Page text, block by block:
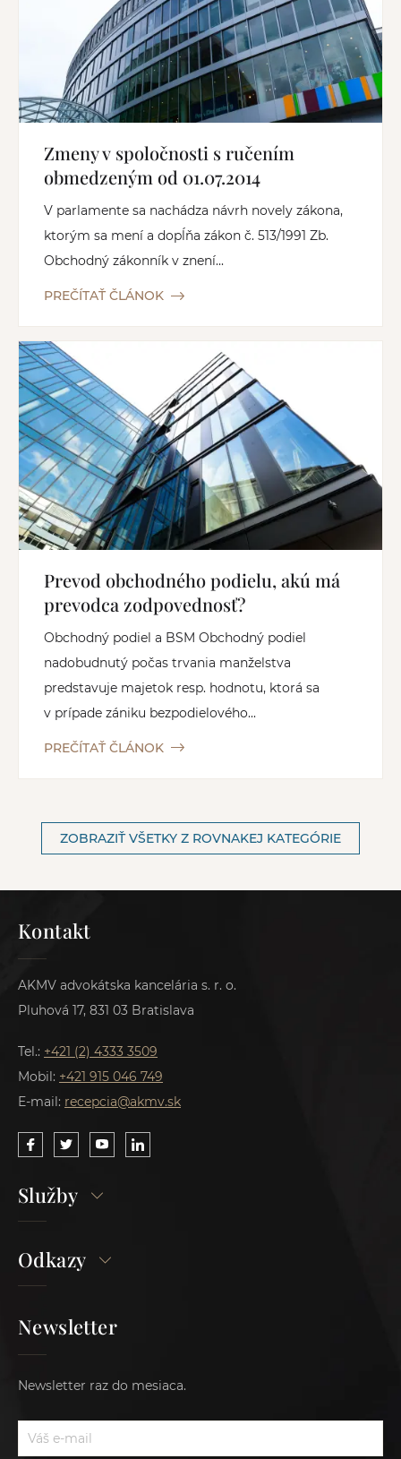
Zmeny v spoločnosti s ručením
obmedzeným od 01.07.2014
V parlamente sa nachádza návrh novely zákona,
ktorým sa mení a dopĺňa zákon č. 513/1991 Zb.
Obchodný zákonník v znení...
PREČÍTAŤ ČLÁNOK
Prevod obchodného podielu, akú má
prevodca zodpovednosť?
Obchodný podiel a BSM Obchodný podiel
nadobudnutý počas trvania manželstva
predstavuje majetok resp. hodnotu, ktorá sa
v prípade zániku bezpodielového...
PREČÍTAŤ ČLÁNOK
ZOBRAZIŤ VŠETKY Z ROVNAKEJ KATEGÓRIE
Kontakt
AKMV advokátska kancelária s. r. o.
Pluhová 17, 831 03 Bratislava
Tel.: +421 (2) 4333 3509
Mobil: +421 915 046 749
E-mail: recepcia@akmv.sk
Služby
Odkazy
Newsletter
Newsletter raz do mesiaca.